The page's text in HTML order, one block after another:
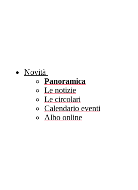
Novità
Panoramica
Le notizie
Le circolari
Calendario eventi
Albo online